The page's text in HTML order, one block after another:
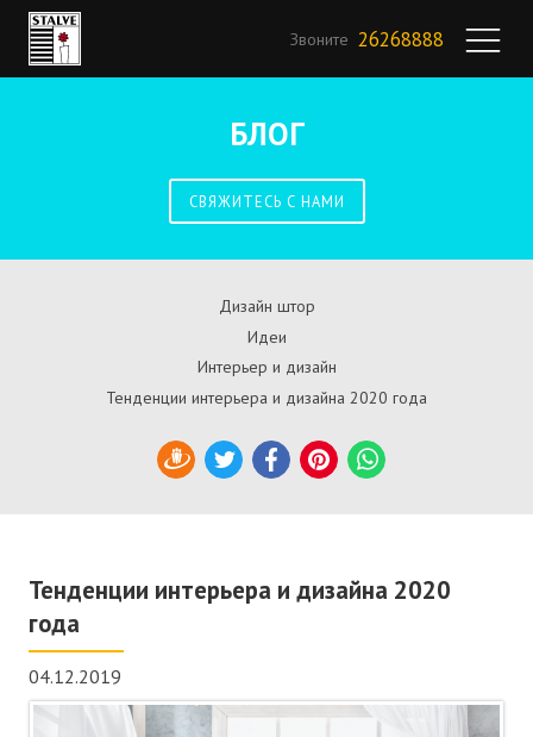
Звоните 26268888
БЛОГ
СВЯЖИТЕСЬ С НАМИ
Дизайн штор
Идеи
Интерьер и дизайн
Тенденции интерьера и дизайна 2020 года
DraugiemTwitterFacebookPinterestWhatsApp
Тенденции интерьера и дизайна 2020
года
04.12.2019